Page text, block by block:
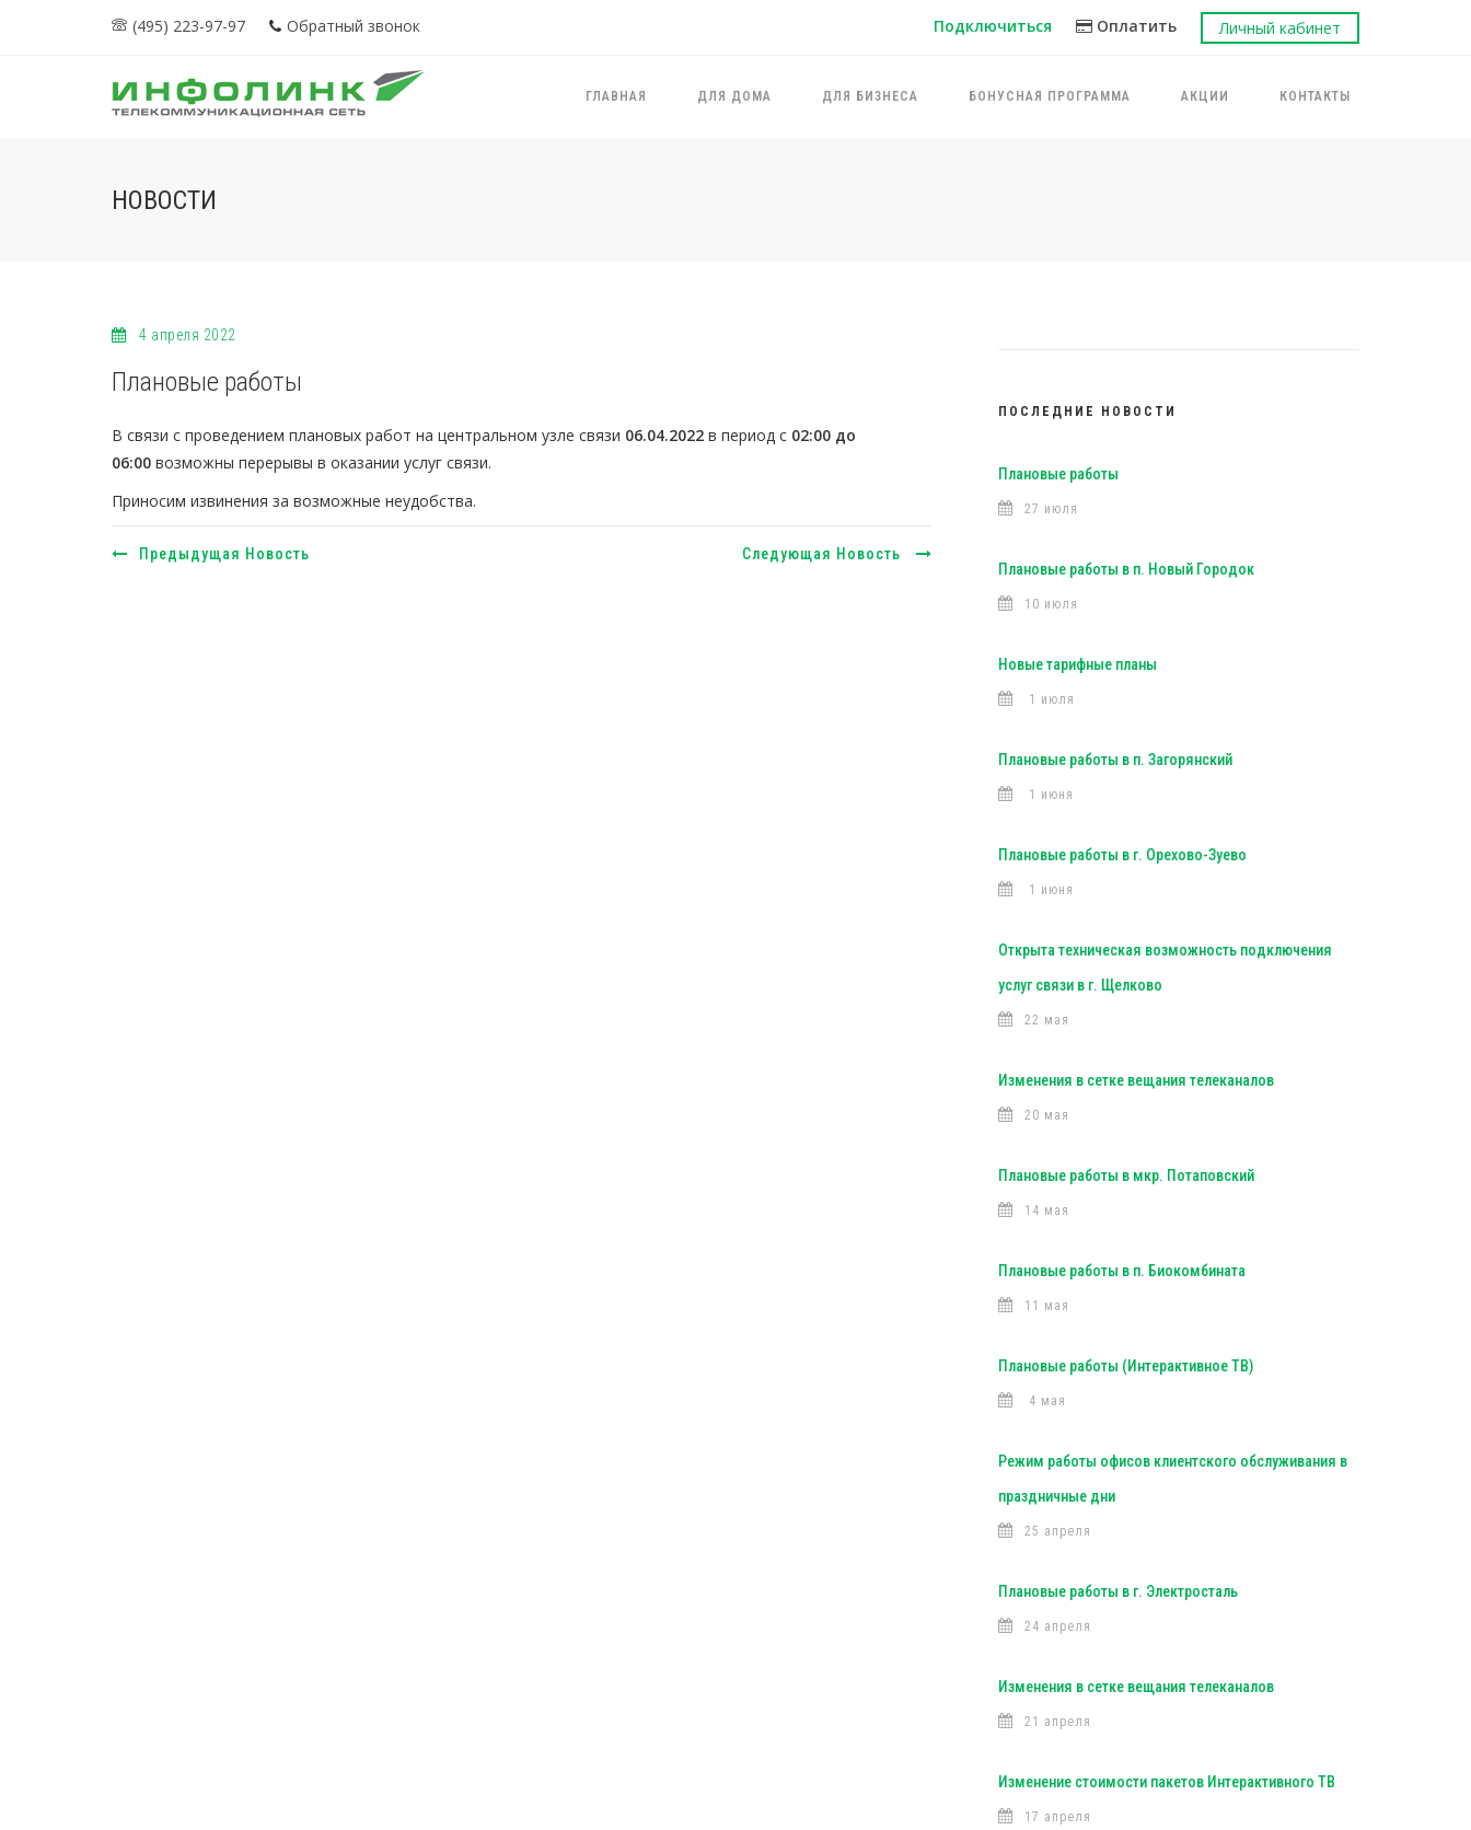
(495) 223-97-97 Обратный звонок Подключиться Оплатить Личный кабинет
ГЛАВНАЯ ДЛЯ ДОМА ДЛЯ БИЗНЕСА БОНУСНАЯ ПРОГРАММА АКЦИИ КОНТАКТЫ
НОВОСТИ
4 апреля 2022
Плановые работы
В связи с проведением плановых работ на центральном узле связи 06.04.2022 в период с 02:00 до
06:00 возможны перерывы в оказании услуг связи.
Приносим извинения за возможные неудобства.
Предыдущая Новость Следующая Новость
ПОСЛЕДНИЕ НОВОСТИ
Плановые работы
27 июля
Плановые работы в п. Новый Городок
10 июля
Новые тарифные планы
1 июля
Плановые работы в п. Загорянский
1 июня
Плановые работы в г. Орехово-Зуево
1 июня
Открыта техническая возможность подключения
услуг связи в г. Щелково
22 мая
Изменения в сетке вещания телеканалов
20 мая
Плановые работы в мкр. Потаповский
14 мая
Плановые работы в п. Биокомбината
11 мая
Плановые работы (Интерактивное ТВ)
4 мая
Режим работы офисов клиентского обслуживания в
праздничные дни
25 апреля
Плановые работы в г. Электросталь
24 апреля
Изменения в сетке вещания телеканалов
21 апреля
Изменение стоимости пакетов Интерактивного ТВ
17 апреля